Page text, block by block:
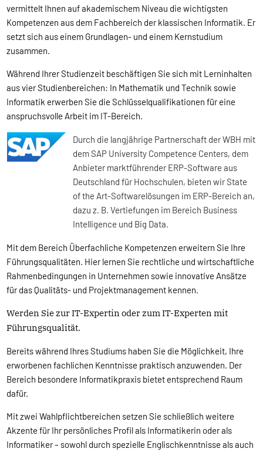
vermittelt Ihnen auf akademischem Niveau die wichtigsten
Kompetenzen aus dem Fachbereich der klassischen Informatik. Er
setzt sich aus einem Grundlagen- und einem Kernstudium
zusammen.
Während Ihrer Studienzeit beschäftigen Sie sich mit Lerninhalten
aus vier Studienbereichen: In Mathematik und Technik sowie
Informatik erwerben Sie die Schlüsselqualifikationen für eine
anspruchsvolle Arbeit im IT-Bereich.
Durch die langjährige Partnerschaft der WBH mit
dem SAP University Competence Centers, dem
Anbieter marktführender ERP-Software aus
Deutschland für Hochschulen, bieten wir State
of the Art-Softwarelösungen im ERP-Bereich an,
dazu z. B. Vertiefungen im Bereich Business
Intelligence und Big Data.
Mit dem Bereich Überfachliche Kompetenzen erweitern Sie Ihre
Führungsqualitäten. Hier lernen Sie rechtliche und wirtschaftliche
Rahmenbedingungen in Unternehmen sowie innovative Ansätze
für das Qualitäts- und Projektmanagement kennen.
Werden Sie zur IT-Expertin oder zum IT-Experten mit
Führungsqualität.
Bereits während Ihres Studiums haben Sie die Möglichkeit, Ihre
erworbenen fachlichen Kenntnisse praktisch anzuwenden. Der
Bereich besondere Informatikpraxis bietet entsprechend Raum
dafür.
Mit zwei Wahlpflichtbereichen setzen Sie schließlich weitere
Akzente für Ihr persönliches Profil als Informatikerin oder als
Informatiker – sowohl durch spezielle Englischkenntnisse als auch